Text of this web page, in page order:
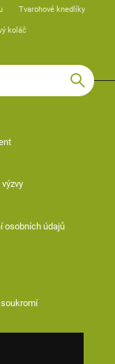
Tvarohové knedlíky
koláč
osobních údajů